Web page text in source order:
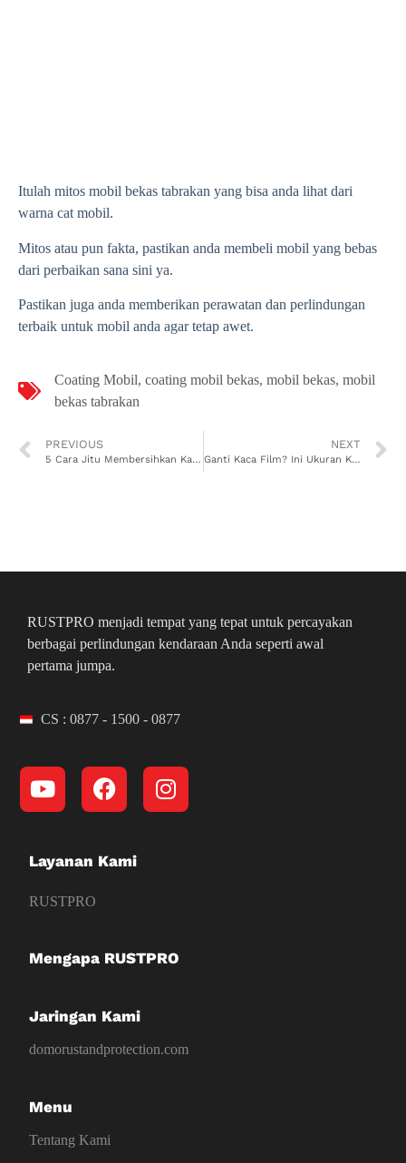
Itulah mitos mobil bekas tabrakan yang bisa anda lihat dari
warna cat mobil.
Mitos atau pun fakta, pastikan anda membeli mobil yang bebas
dari perbaikan sana sini ya.
Pastikan juga anda memberikan perawatan dan perlindungan
terbaik untuk mobil anda agar tetap awet.
Coating Mobil, coating mobil bekas, mobil bekas, mobil
bekas tabrakan
PREVIOUS
5 Cara Jitu Membersihkan Kaca Mobil Kusam, Langsung Kinclong!
NEXT
Ganti Kaca Film? Ini Ukuran Kaca Mobil Agya yang Benar
RUSTPRO menjadi tempat yang tepat untuk percayakan
berbagai perlindungan kendaraan Anda seperti awal
pertama jumpa.
CS : 0877 - 1500 - 0877
Layanan Kami
RUSTPRO
Mengapa RUSTPRO
Jaringan Kami
domorustandprotection.com
Menu
Tentang Kami